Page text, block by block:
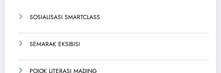
SOSIALISASI SMARTCLASS
SEMARAK EKSIBISI
POJOK LITERASI MADING